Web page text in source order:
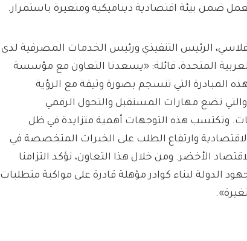
ضمن بيئة اقتصادية ديناميكية ومتغيرة باستمرار.
الرئيس التنفيذي ورئيس الخدمات المصرفية لدى
المتحدة، قائلة: «يسعدنا التعاون مع مؤسسة
المبادرة التي تنسجم بصورة وثيقة مع الرؤية
والتي تضع مهارات المستقبل والتحول الرقمي
وتكتسب هذه التوجهات أهمية متزايدة في ظل
وارتفاع الطلب على الخبرات المتخصصة في
الأخضر. ومن خلال هذا التعاون، نؤكد التزامنا
الدولة لبناء كوادر مؤهلة قادرة على مواكبة متطلبات